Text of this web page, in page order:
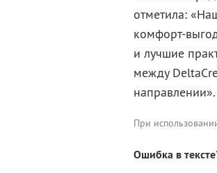
отметила:
комфорт-
и лучшие
между
направлении».
При
Ошибка в